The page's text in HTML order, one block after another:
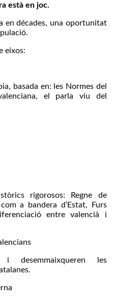
està en joc.
en décades, una oportunitat
eixos:
basada en: les Normes del
el parla viu del
rigorosos: Regne de
a bandera d’Estat, Furs
entre valencià i
desemmaixqueren les